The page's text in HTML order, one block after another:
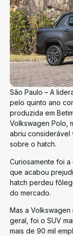
São Paulo – A
pelo quinto ano
produzida em
Volkswagen Polo,
abriu considerável
sobre o hatch.
Curiosamente foi
que acabou
hatch perdeu
do mercado.
Mas a
geral, foi o SUV
mais de 90 mil